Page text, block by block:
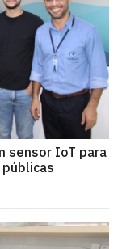
sensor IoT para